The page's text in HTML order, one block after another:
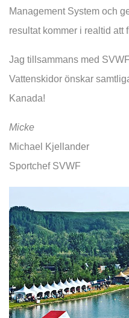
Management System och
resultat kommer i realtid att
Jag tillsammans med
Vattenskidor önskar
Kanada!
Micke
Michael Kjellander
Sportchef SVWF